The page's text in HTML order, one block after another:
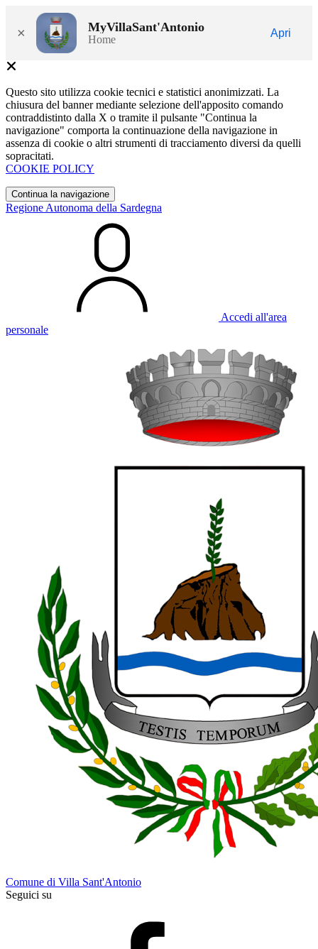
× MyVillaSant'Antonio
Home
Apri
Questo sito utilizza cookie tecnici e statistici anonimizzati. La
chiusura del banner mediante selezione dell'apposito comando
contraddistinto dalla X o tramite il pulsante "Continua la
navigazione" comporta la continuazione della navigazione in
assenza di cookie o altri strumenti di tracciamento diversi da quelli
sopracitati.
COOKIE POLICY
Continua la navigazione
Regione Autonoma della Sardegna
Accedi all'area
personale
Comune di Villa Sant'Antonio
Seguici su